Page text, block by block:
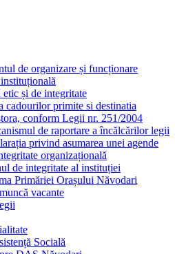
de organizare și funcționare
etic și de integritate
cadourilor primite si destinatia
conform Legii nr. 251/2004
de raportare a încălcărilor legii
privind asumarea unei agende
organizațională
de integritate al instituției
Primăriei Orașului Năvodari
vacante
Socială